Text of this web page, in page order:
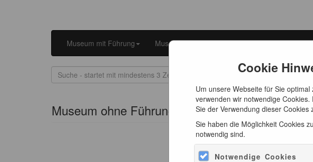
Cookie
Um unsere Webseite für Sie
verwenden wir notwendige
Sie der Verwendung dieser Cookies
Sie haben die Möglichkeit Cookies
notwendig sind.
Notwendige Cookies
Museum mit Führung Museum ohne Führung
Museum ohne Führung